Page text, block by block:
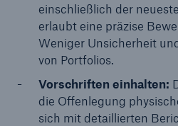
einschließlich der
erlaubt eine präzise
Weniger Unsicherheit
von Portfolios.
Vorschriften einhalten:
die Offenlegung
sich mit detaillierten